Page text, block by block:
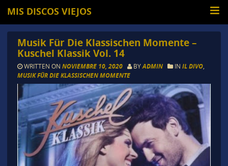
MIS DISCOS VIEJOS
Musik Für Die Klassischen Momente –
Kuschel Klassik Vol. 14
WRITTEN ON NOVIEMBRE 10, 2020 BYADMIN IN IL DIVO,
MUSIK FÜR DIE KLASSISCHEN MOMENTE